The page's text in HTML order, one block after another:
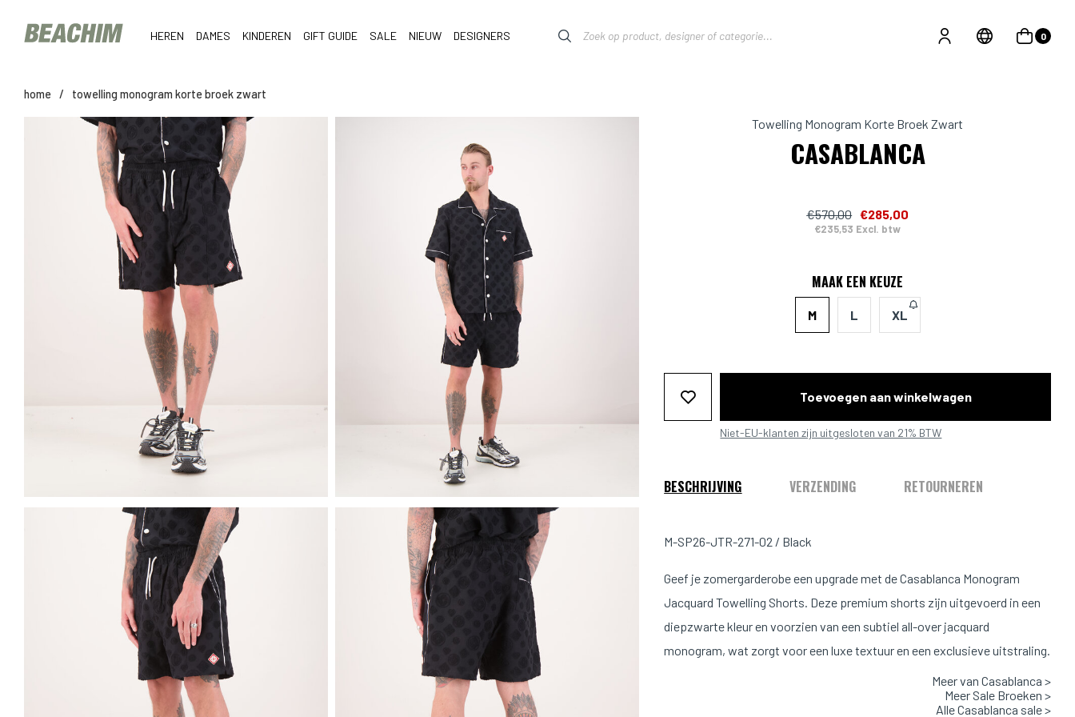
HEREN DAMES KINDEREN GIFT GUIDE SALE NIEUW DESIGNERS 0
home / towelling monogram korte broek zwart
Towelling Monogram Korte Broek Zwart
CASABLANCA
€570,00 €285,00
€235,53 Excl. btw
MAAK EEN KEUZE
M L XL
Toevoegen aan winkelwagen
Niet-EU-klanten zijn uitgesloten van 21% BTW
BESCHRIJVING VERZENDING RETOURNEREN
M-SP26-JTR-271-02 / Black
Geef je zomergarderobe een upgrade met de Casablanca Monogram
Jacquard Towelling Shorts. Deze premium shorts zijn uitgevoerd in een
diepzwarte kleur en voorzien van een subtiel all-over jacquard
monogram, wat zorgt voor een luxe textuur en een exclusieve uitstraling.
Meer van Casablanca >
Meer Sale Broeken >
Alle Casablanca sale >